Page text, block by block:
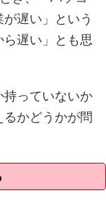
遅い」という
遅い」とも思
っていないか
かどうかが問